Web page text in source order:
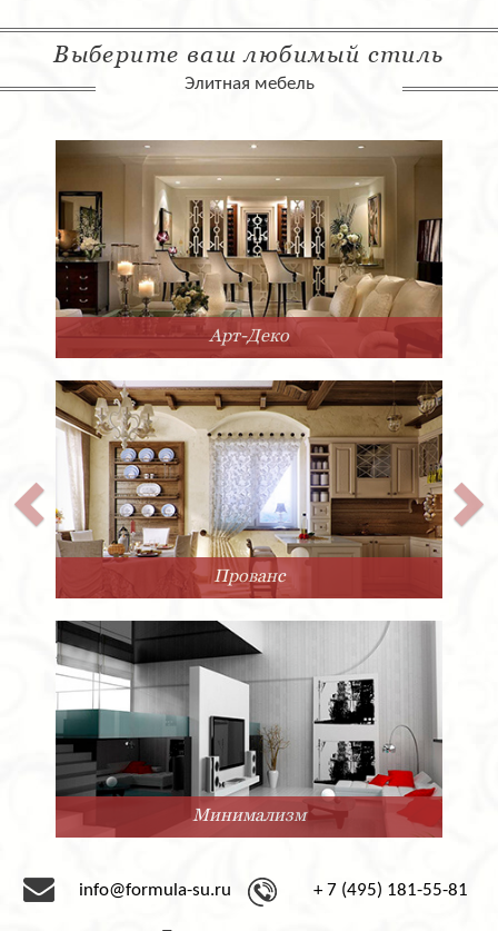
Выберите ваш любимый стиль
Элитная мебель
Арт-Деко
Прованс
Минимализм
info@formula-su.ru + 7 (495) 181-55-81